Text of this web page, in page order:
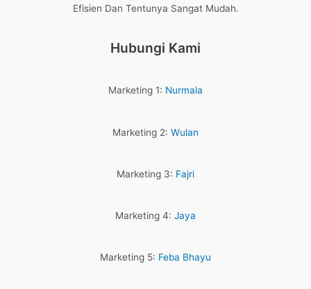
Efisien Dan Tentunya Sangat Mudah.
Hubungi Kami
Marketing 1: Nurmala
Marketing 2: Wulan
Marketing 3: Fajri
Marketing 4: Jaya
Marketing 5: Feba Bhayu